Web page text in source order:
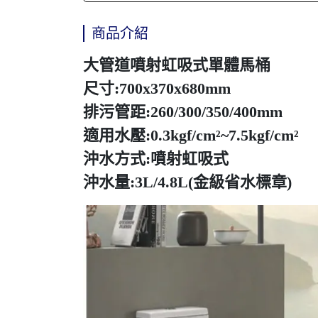
商品介紹
大管道噴射虹吸式單體馬桶
尺寸:700x370x680mm
排污管距:260/300/350/400mm
適用水壓:0.3kgf/cm²~7.5kgf/cm²
沖水方式:噴射虹吸式
沖水量:3L/4.8L(金級省水標章)